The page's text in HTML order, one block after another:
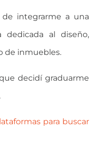
integrarme a una
dedicada al diseño,
de inmuebles.
decidí graduarme
para buscar